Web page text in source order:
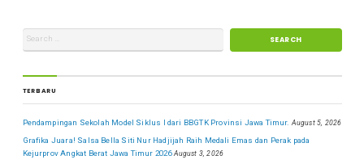
TERBARU
Pendampingan Sekolah Model Siklus I dari BBGTK Provinsi Jawa Timur. August 5, 2026
Grafika Juara! Salsa Bella Siti Nur Hadjijah Raih Medali Emas dan Perak pada
Kejurprov Angkat Berat Jawa Timur 2026 August 3, 2026